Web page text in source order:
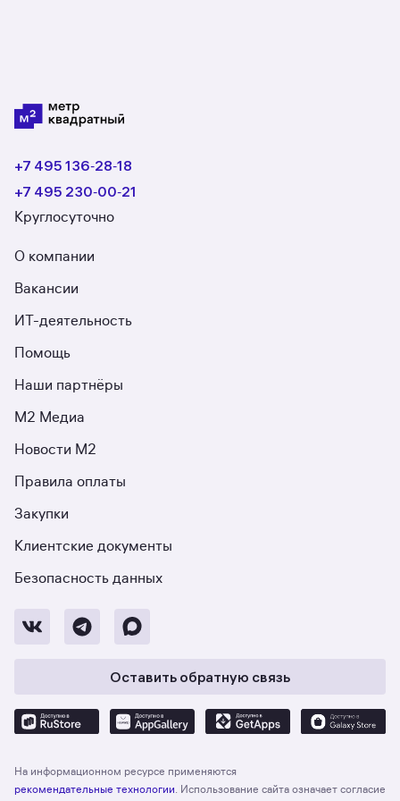
+7 495 136‑28‑18
+7 495 230‑00‑21
Круглосуточно
О компании
Вакансии
ИТ-деятельность
Помощь
Наши партнёры
М2 Медиа
Новости М2
Правила оплаты
Закупки
Клиентские документы
Безопасность данных
Оставить обратную связь
На информационном ресурсе применяются
рекомендательные технологии . Использование сайта означает согласие